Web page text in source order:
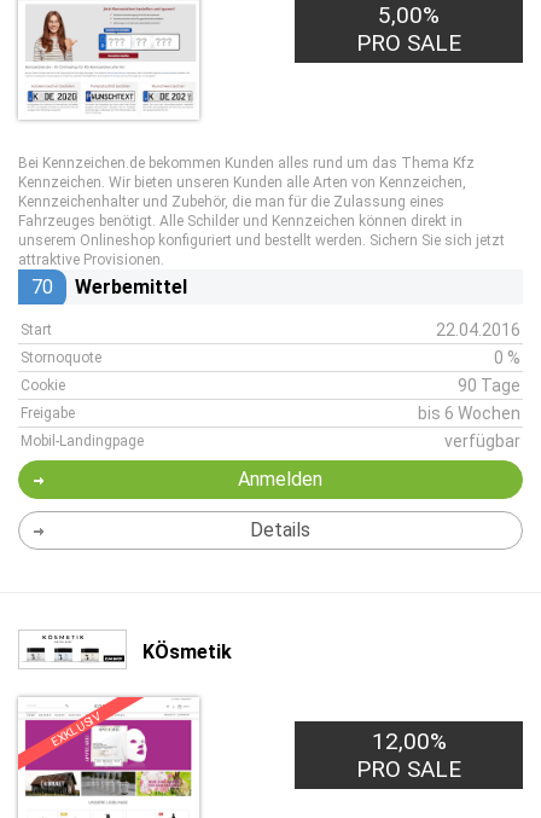
5,00%
PRO SALE
Bei Kennzeichen.de bekommen Kunden alles rund um das Thema Kfz
Kennzeichen. Wir bieten unseren Kunden alle Arten von Kennzeichen,
Kennzeichenhalter und Zubehör, die man für die Zulassung eines
Fahrzeuges benötigt. Alle Schilder und Kennzeichen können direkt in
unserem Onlineshop konfiguriert und bestellt werden. Sichern Sie sich jetzt
attraktive Provisionen.
70 Werbemittel
Start 22.04.2016
Stornoquote 0 %
Cookie 90 Tage
Freigabe bis 6 Wochen
Mobil-Landingpage verfügbar
Anmelden
Details
KÖsmetik
EXKLUSIV
12,00%
PRO SALE